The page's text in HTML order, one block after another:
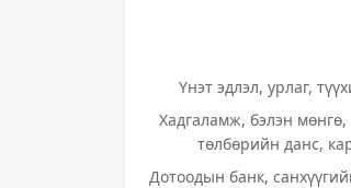
Үнэт эдлэл, урлаг,
Хадгаламж, бэлэн
төлбөрийн данс,
Дотоодын банк,